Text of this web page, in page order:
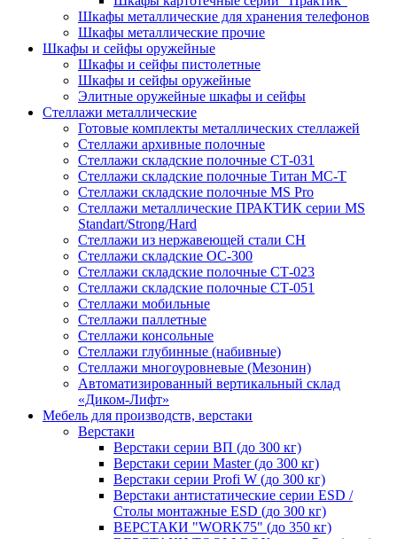
Шкафы металлические для хранения телефонов
Шкафы металлические прочие
Шкафы и сейфы оружейные
Шкафы и сейфы пистолетные
Шкафы и сейфы оружейные
Элитные оружейные шкафы и сейфы
Стеллажи металлические
Готовые комплекты металлических стеллажей
Стеллажи архивные полочные
Стеллажи складские полочные СТ-031
Стеллажи складские полочные Титан МС-Т
Стеллажи складские полочные MS Pro
Стеллажи металлические ПРАКТИК серии MS
Standart/Strong/Hard
Стеллажи из нержавеющей стали СН
Стеллажи складские ОС-300
Стеллажи складские полочные СТ-023
Стеллажи складские полочные СТ-051
Стеллажи мобильные
Стеллажи паллетные
Стеллажи консольные
Стеллажи глубинные (набивные)
Стеллажи многоуровневые (Мезонин)
Автоматизированный вертикальный склад
«Диком-Лифт»
Мебель для производств, верстаки
Верстаки
Верстаки серии ВП (до 300 кг)
Верстаки серии Master (до 300 кг)
Верстаки серии Profi W (до 300 кг)
Верстаки антистатические серии ESD /
Столы монтажные ESD (до 300 кг)
ВЕРСТАКИ "WORK75" (до 350 кг)